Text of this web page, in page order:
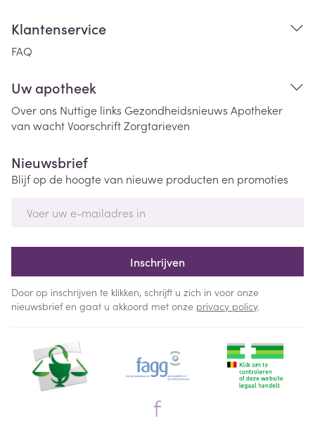
Klantenservice
FAQ
Uw apotheek
Over ons Nuttige links Gezondheidsnieuws Apotheker
van wachtVoorschriftZorgtarieven
Nieuwsbrief
Blijf op de hoogte van nieuwe producten en promoties
Inschrijven
Door op inschrijven te klikken, schrijft u zich in voor onze
nieuwsbrief en gaat u akkoord met onze privacy policy.